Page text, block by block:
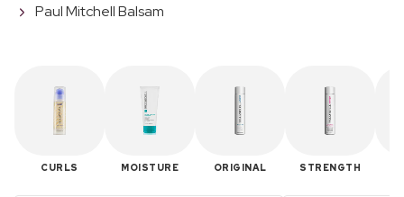
Paul Mitchell Balsam
CURLS MOISTURE ORIGINAL STRENGTH